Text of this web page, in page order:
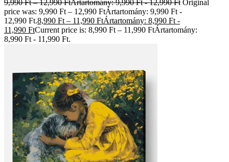
9,990Ft – 12,990FtÁrtartomány: 9,990 Ft - 12,990 Ft Original
price was: 9,990 Ft – 12,990 FtÁrtartomány: 9,990 Ft -
12,990 Ft.8,990 Ft – 11,990 FtÁrtartomány: 8,990 Ft -
11,990 FtCurrent price is: 8,990 Ft – 11,990 FtÁrtartomány:
8,990 Ft - 11,990 Ft.